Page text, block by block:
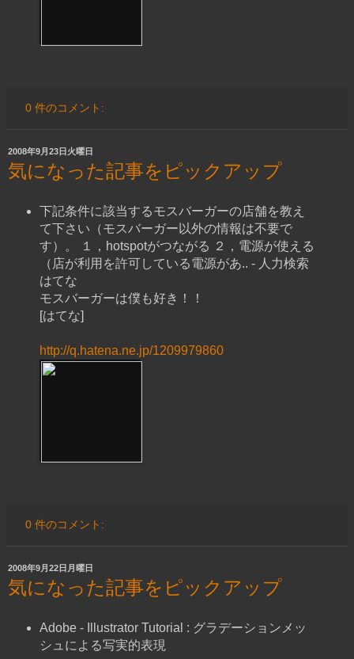
0 件のコメント:
2008年9月23日火曜日
気になった記事をピックアップ
下記条件に該当するモスバーガーの店舗を教え
て下さい（モスバーガー以外の情報は不要で
す）。 １，hotspotがつながる ２，電源が使える
（店が利用を許可している電源があ.. - 人力検索
はてな
モスバーガーは僕も好き！！
[はてな]
http://q.hatena.ne.jp/1209979860
0 件のコメント:
2008年9月22日月曜日
気になった記事をピックアップ
Adobe - Illustrator Tutorial : グラデーションメッ
シュによる写実的表現